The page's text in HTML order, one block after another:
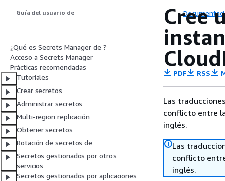
Guía del usuario de
¿Qué es Secrets Manager de ?
Acceso a Secrets Manager
Prácticas recomendadas
Tutoriales
Crear secretos
Administrar secretos
Multi-region replicación
Obtener secretos
Rotación de secretos de
Secretos gestionados por otros
servicios
Secretos gestionados por aplicaciones
Cree
PDF RSS
Las
conflicto entre
inglés.
Las
conflicto
inglés.